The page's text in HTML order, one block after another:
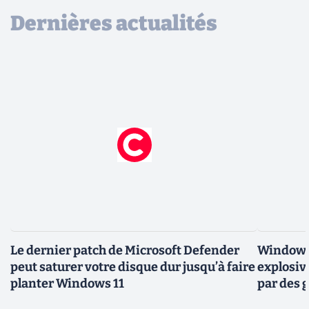
Dernières actualités
Le dernier patch de Microsoft Defender
peut saturer votre disque dur jusqu’à faire
planter Windows 11
par des